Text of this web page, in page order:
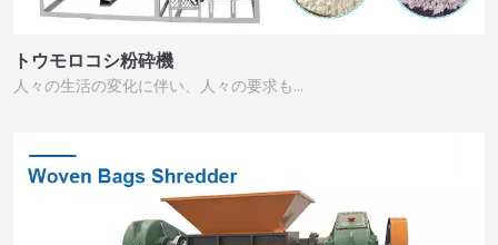
トウモロコシ粉砕機
人々の生活の変化に伴い、人々の要求も…